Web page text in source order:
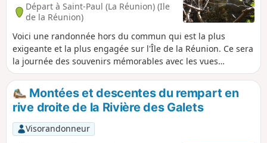
Départ à Saint-Paul (La Réunion) (Ile
de la Réunion)
Voici une randonnée hors du commun qui est la plus
exigeante et la plus engagée sur l'Île de la Réunion. Ce sera
la journée des souvenirs mémorables avec les vues
grandioses et où les articulations vont souffrir ! Bien lire
toutes les informations sur cette boucle avant de
l'entreprendre et ne surtout pas avoir le vertige ! Certains
passages sont périlleux et non équipés. Mais une fois cette
descente effectuée, quel bonheur de se dire qu'on a fait ce
sentier !
Montées et descentes du rempart en
rive droite de la Rivière des Galets
Visorandonneur